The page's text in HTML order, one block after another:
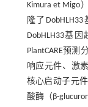
Kimura et Migo
隆了
DobHLH33基
PlantCARE预
响应元件、激素
核心启动子元
酸酶（β-